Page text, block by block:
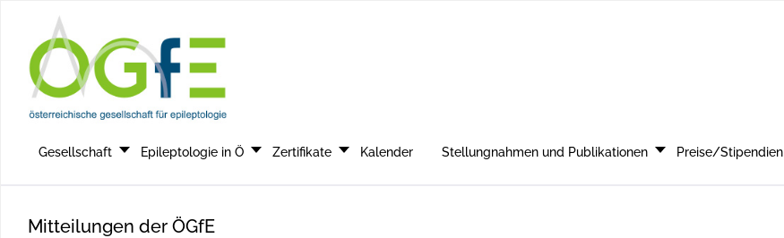
Gesellschaft Epileptologie in Ö Zertifikate Kalender Stellungnahmen und Publikationen Preise/Stipendien
Mitteilungen der ÖGfE